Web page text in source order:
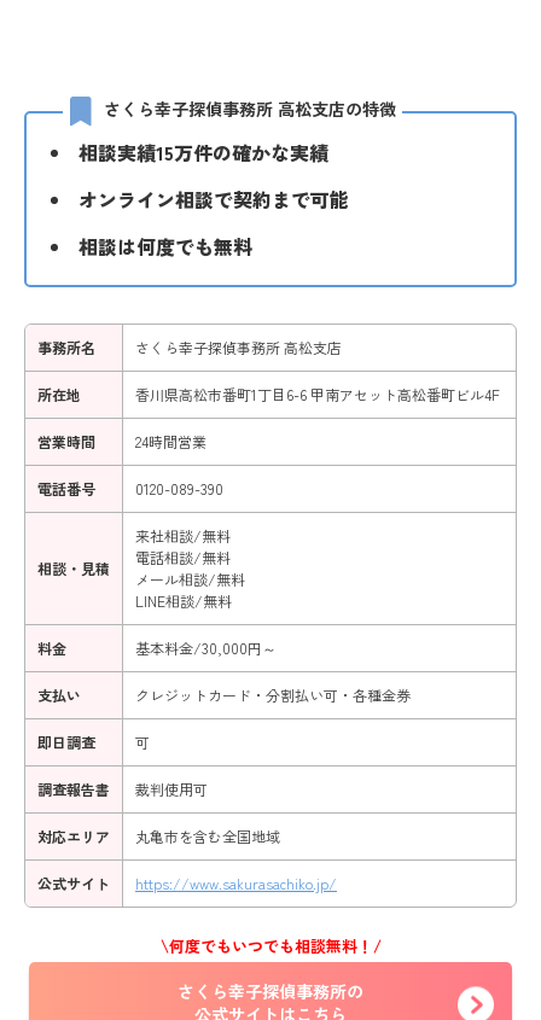
さくら幸子探偵事務所 高松支店の特徴
相談実績15万件の確かな実績
オンライン相談で契約まで可能
相談は何度でも無料
事務所名 さくら幸子探偵事務所 高松支店
所在地 香川県高松市番町1丁目6-6 甲南アセット高松番町ビル4F
営業時間 24時間営業
電話番号 0120-089-390
相談・見積
来社相談/無料
電話相談/無料
メール相談/無料
LINE相談/無料
料金 基本料金/30,000円～
支払い クレジットカード・分割払い可・各種金券
即日調査 可
調査報告書 裁判使用可
対応エリア 丸亀市を含む全国地域
公式サイト https://www.sakurasachiko.jp/
\何度でもいつでも相談無料！/
さくら幸子探偵事務所の
公式サイトはこちら